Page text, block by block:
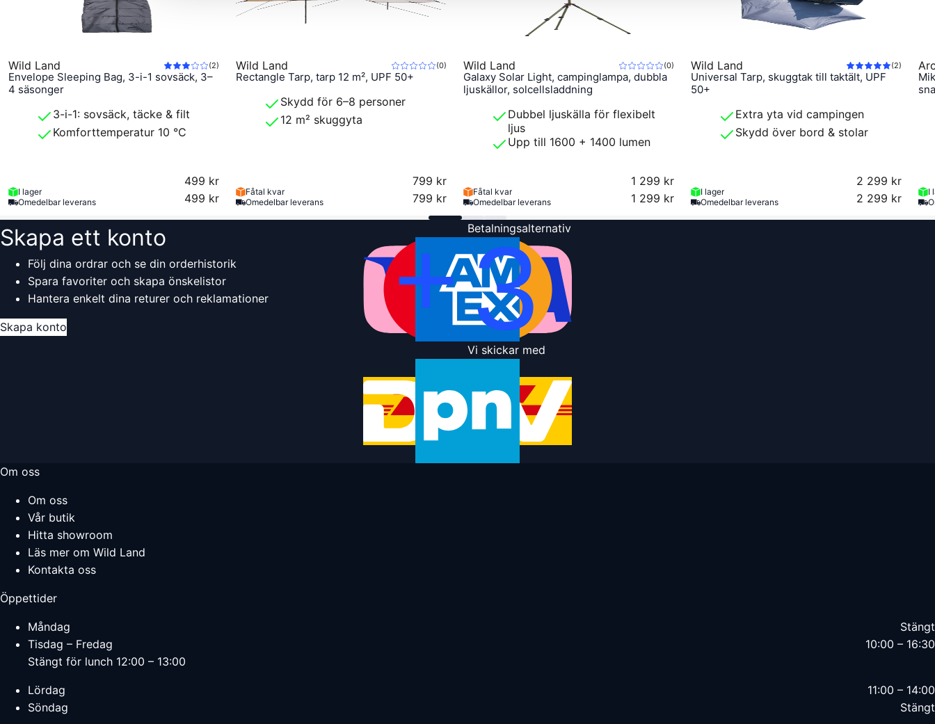
Wild Land (2)
Envelope Sleeping Bag, 3-i-1 sovsäck, 3–
4 säsonger
3-i-1: sovsäck, täcke & filt
Komforttemperatur 10 °C
I lager
Omedelbar leverans
499 kr
499 kr
Wild Land (0)
Rectangle Tarp, tarp 12 m², UPF 50+
Skydd för 6–8 personer
12 m² skuggyta
Fåtal kvar
Omedelbar leverans
799 kr
799 kr
Wild Land (0)
Galaxy Solar Light, campinglampa, dubbla
ljuskällor, solcellsladdning
Dubbel ljuskälla för flexibelt
ljus
Upp till 1600 + 1400 lumen
Fåtal kvar
Omedelbar leverans
1 299 kr
1 299 kr
Wild Land (2)
Universal Tarp, skuggtak till taktält, UPF
50+
Extra yta vid campingen
Skydd över bord & stolar
I lager
Omedelbar leverans
2 299 kr
2 299 kr
I
Skapa ett konto
Följ dina ordrar och se din orderhistorik
Spara favoriter och skapa önskelistor
Hantera enkelt dina returer och reklamationer
Skapa konto
Betalningsalternativ
Vi skickar med
Om oss
Om oss
Vår butik
Hitta showroom
Läs mer om Wild Land
Kontakta oss
Öppettider
Måndag
Stängt
Tisdag – Fredag
10:00 – 16:30
Stängt för lunch 12:00 – 13:00
Lördag
11:00 – 14:00
Söndag
Stängt